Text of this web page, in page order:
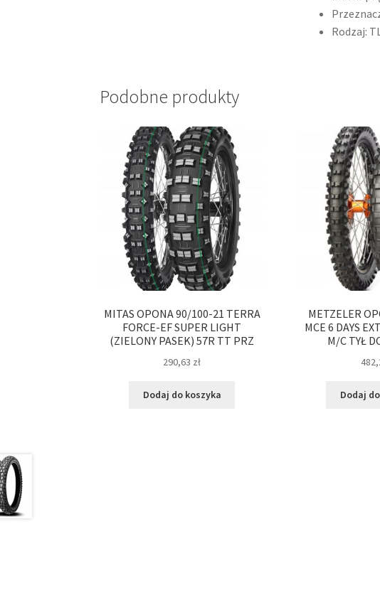
Rodzaj:
Podobne produkty
MITAS OPONA 90/100-21 TERRA
FORCE-EF SUPER LIGHT
(ZIELONY PASEK) 57R TT PRZ
290,63 zł
Dodaj do koszyka
METZELER
MCE 6 DAYS
M/C TYŁ
Dodaj